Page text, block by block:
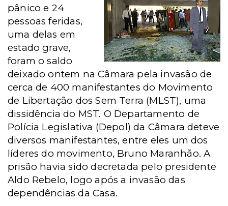
pânico e 24
pessoas feridas,
uma delas em
estado grave,
foram o saldo
deixado ontem na Câmara pela invasão de
cerca de 400 manifestantes do Movimento
de Libertação dos Sem Terra (MLST), uma
dissidência do MST. O Departamento de
Polícia Legislativa (Depol) da Câmara deteve
diversos manifestantes, entre eles um dos
líderes do movimento, Bruno Maranhão. A
prisão havia sido decretada pelo presidente
Aldo Rebelo, logo após a invasão das
dependências da Casa.